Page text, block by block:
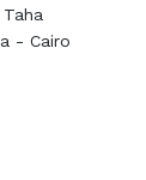
- Cairo